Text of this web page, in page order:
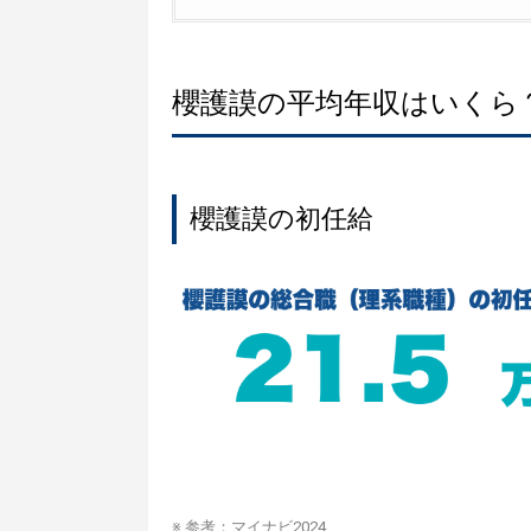
櫻護謨の平均年収はいくら
櫻護謨の初任給
※ 参考： マイナビ2024